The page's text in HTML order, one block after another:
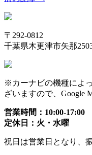
〒292-0812
千葉県木更津市矢那
※カーナビの機種によ
ざいますので、Google
営業時間：10:00-17:00
定休日：火・水曜
祝日は営業日となり、